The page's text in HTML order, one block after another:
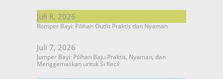
Juli 8, 2026
Romper Bayi: Pilihan Outfit Praktis dan Nyaman
Juli 7, 2026
Jumper Bayi: Pilihan Baju Praktis, Nyaman, dan
Menggemaskan untuk Si Kecil